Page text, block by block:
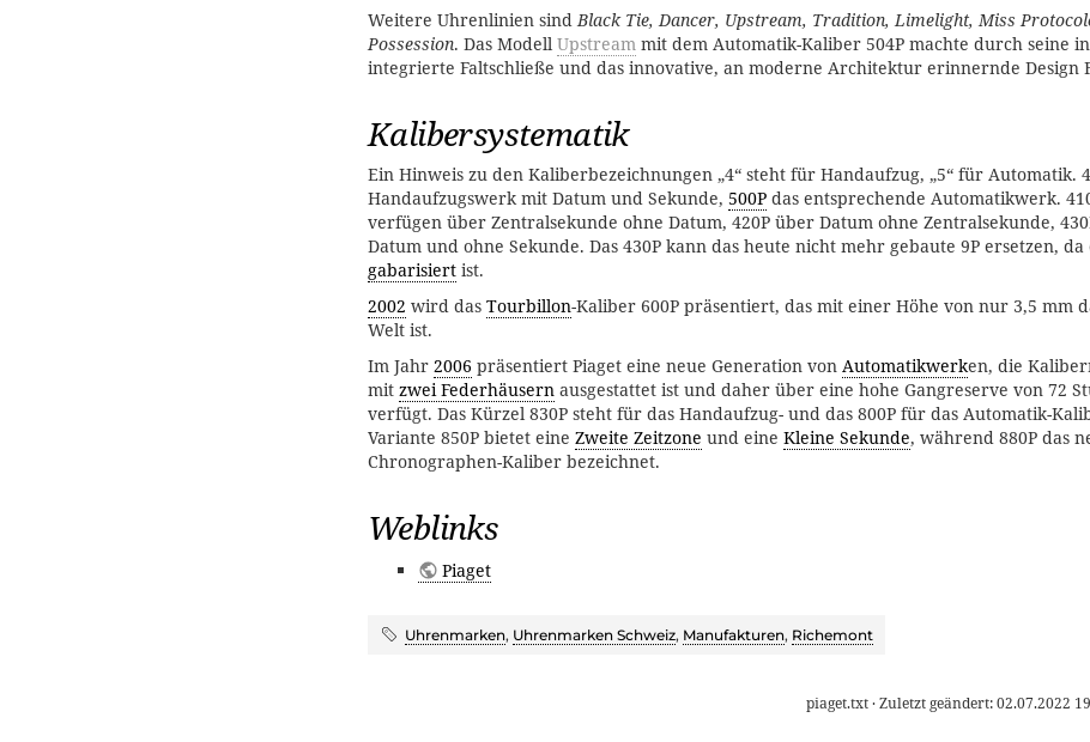
Weitere Uhrenlinien sindBlack Tie, Dancer, Upstream, Tradition, Limelight, Miss
Possession. Das Modell Upstream mit dem Automatik-Kaliber 504P machte durch seine
integrierte Faltschließe und das innovative, an moderne Architektur erinnernde Design
Kalibersystematik
Ein Hinweis zu den Kaliberbezeichnungen „4“ steht für Handaufzug, „5“ für Automatik.
Handaufzugswerk mit Datum und Sekunde, 500P das entsprechende Automatikwerk.
verfügen über Zentralsekunde ohne Datum, 420P über Datum ohne Zentralsekunde,
Datum und ohne Sekunde. Das 430P kann das heute nicht mehr gebaute 9P ersetzen, da
gabarisiert ist.
2002 wird das Tourbillon-Kaliber 600P präsentiert, das mit einer Höhe von nur 3,5 mm
Welt ist.
Im Jahr 2006 präsentiert Piaget eine neue Generation von Automatikwerken, die
mit zwei Federhäusern ausgestattet ist und daher über eine hohe Gangreserve von 72
verfügt. Das Kürzel 830P steht für das Handaufzug- und das 800P für das Automatik-
Variante 850P bietet eine Zweite Zeitzone und eine Kleine Sekunde, während 880P das
Chronographen-Kaliber bezeichnet.
Weblinks
Piaget
Uhrenmarken, Uhrenmarken Schweiz, Manufakturen, Richemont
piaget.txt· Zuletzt geändert:02.07.2022